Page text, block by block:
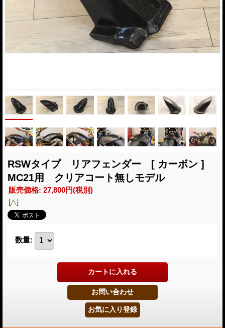
RSWタイプ リアフェンダー [ カーボン ]
MC21用 クリアコート無しモデル
販売価格: 27,800円(税別)
[△]
数量: